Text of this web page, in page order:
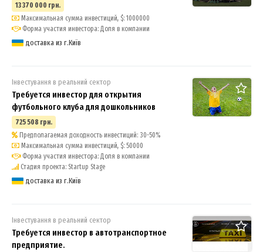
13 370 000 грн.
Максимальная сумма инвестиций, $: 1000000
Форма участия инвестора: Доля в компании
доставка из г.Київ
Інвестування в реальний сектор
Требуется инвестор для открытия
футбольного клуба для дошкольников
725 508 грн.
Предполагаемая доходность инвестиций: 30-50%
Максимальная сумма инвестиций, $: 50000
Форма участия инвестора: Доля в компании
Стадия проекта: Startup Stage
доставка из г.Київ
Інвестування в реальний сектор
Требуется инвестор в автотранспортное
предприятие.